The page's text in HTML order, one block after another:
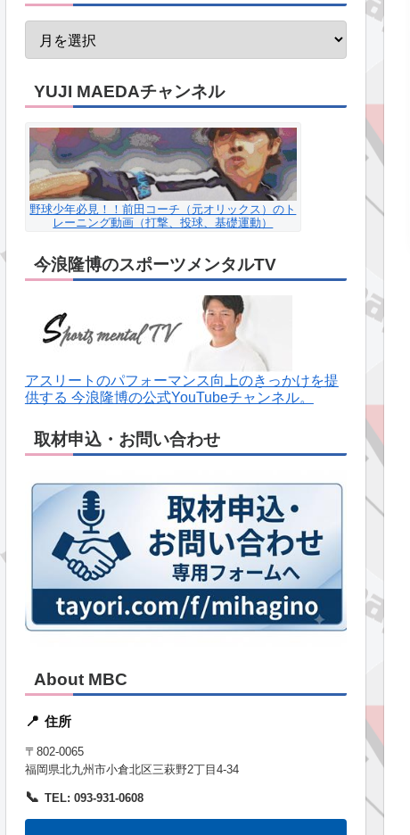
YUJI MAEDAチャンネル
野球少年必見！！前田コーチ（元オリックス）のト
レーニング動画（打撃、投球、基礎運動）
今浪隆博のスポーツメンタルTV
アスリートのパフォーマンス向上のきっかけを提
供する 今浪隆博の公式YouTubeチャンネル。
取材申込・お問い合わせ
About MBC
📍 住所
〒802-0065
福岡県北九州市小倉北区三萩野2丁目4-34
📞 TEL: 093-931-0608